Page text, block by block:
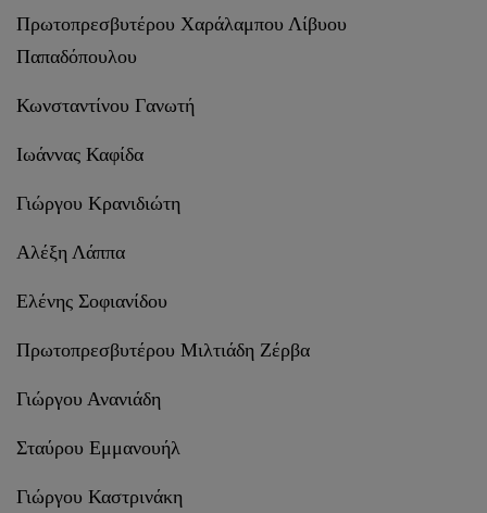
Πρωτοπρεσβυτέρου Χαράλαμπου Λίβυου
Παπαδόπουλου
Κωνσταντίνου Γανωτή
Ιωάννας Καφίδα
Γιώργου Κρανιδιώτη
Αλέξη Λάππα
Ελένης Σοφιανίδου
Πρωτοπρεσβυτέρου Μιλτιάδη Ζέρβα
Γιώργου Ανανιάδη
Σταύρου Εμμανουήλ
Γιώργου Καστρινάκη